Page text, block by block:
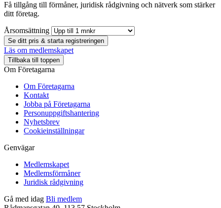
Få tillgång till förmåner, juridisk rådgivning och nätverk som stärker
ditt företag.
Årsomsättning
Se ditt pris & starta registreringen
Läs om medlemskapet
Tillbaka till toppen
Om Företagarna
Om Företagarna
Kontakt
Jobba på Företagarna
Personuppgiftshantering
Nyhetsbrev
Cookieinställningar
Genvägar
Medlemskapet
Medlemsförmåner
Juridisk rådgivning
Gå med idag Bli medlem